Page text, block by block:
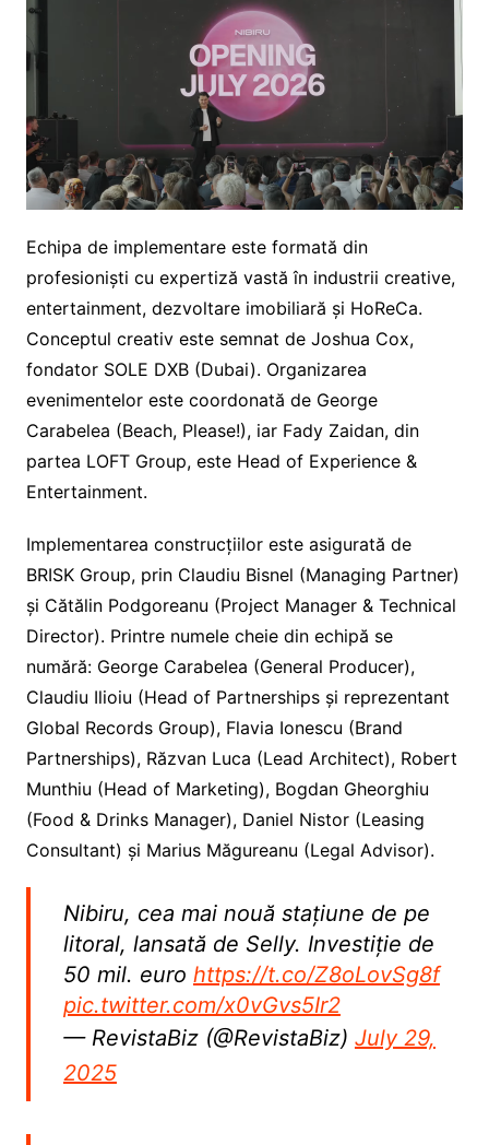
Echipa de implementare este formată din
profesioniști cu expertiză vastă în industrii creative,
entertainment, dezvoltare imobiliară și HoReCa.
Conceptul creativ este semnat de Joshua Cox,
fondator SOLE DXB (Dubai). Organizarea
evenimentelor este coordonată de George
Carabelea (Beach, Please!), iar Fady Zaidan, din
partea LOFT Group, este Head of Experience &
Entertainment.
Implementarea construcțiilor este asigurată de
BRISK Group, prin Claudiu Bisnel (Managing Partner)
și Cătălin Podgoreanu (Project Manager & Technical
Director). Printre numele cheie din echipă se
numără: George Carabelea (General Producer),
Claudiu Ilioiu (Head of Partnerships și reprezentant
Global Records Group), Flavia Ionescu (Brand
Partnerships), Răzvan Luca (Lead Architect), Robert
Munthiu (Head of Marketing), Bogdan Gheorghiu
(Food & Drinks Manager), Daniel Nistor (Leasing
Consultant) și Marius Măgureanu (Legal Advisor).
Nibiru, cea mai nouă stațiune de pe
litoral, lansată de Selly. Investiție de
50 mil. euro https://t.co/Z8oLovSg8f
pic.twitter.com/x0vGvs5Ir2
— RevistaBiz (@RevistaBiz) July 29,
2025